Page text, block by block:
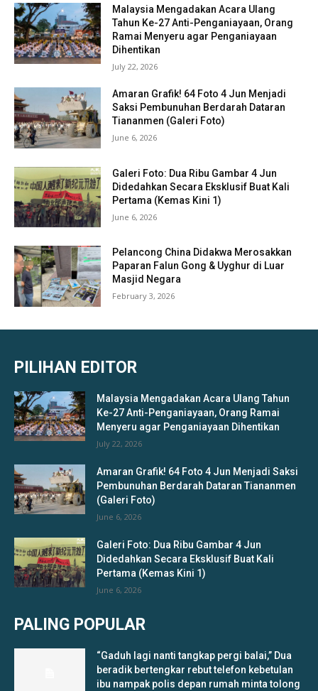
Malaysia Mengadakan Acara Ulang
Tahun Ke-27 Anti-Penganiayaan, Orang
Ramai Menyeru agar Penganiayaan
Dihentikan
July 22, 2026
Amaran Grafik! 64 Foto 4 Jun Menjadi
Saksi Pembunuhan Berdarah Dataran
Tiananmen (Galeri Foto)
June 6, 2026
Galeri Foto: Dua Ribu Gambar 4 Jun
Didedahkan Secara Eksklusif Buat Kali
Pertama (Kemas Kini 1)
June 6, 2026
Pelancong China Didakwa Merosakkan
Paparan Falun Gong & Uyghur di Luar
Masjid Negara
February 3, 2026
PILIHAN EDITOR
Malaysia Mengadakan Acara Ulang Tahun
Ke-27 Anti-Penganiayaan, Orang Ramai
Menyeru agar Penganiayaan Dihentikan
July 22, 2026
Amaran Grafik! 64 Foto 4 Jun Menjadi Saksi
Pembunuhan Berdarah Dataran Tiananmen
(Galeri Foto)
June 6, 2026
Galeri Foto: Dua Ribu Gambar 4 Jun
Didedahkan Secara Eksklusif Buat Kali
Pertama (Kemas Kini 1)
June 6, 2026
PALING POPULAR
“Gaduh lagi nanti tangkap pergi balai,” Dua
beradik bertengkar rebut telefon kebetulan
ibu nampak polis depan rumah minta tolong